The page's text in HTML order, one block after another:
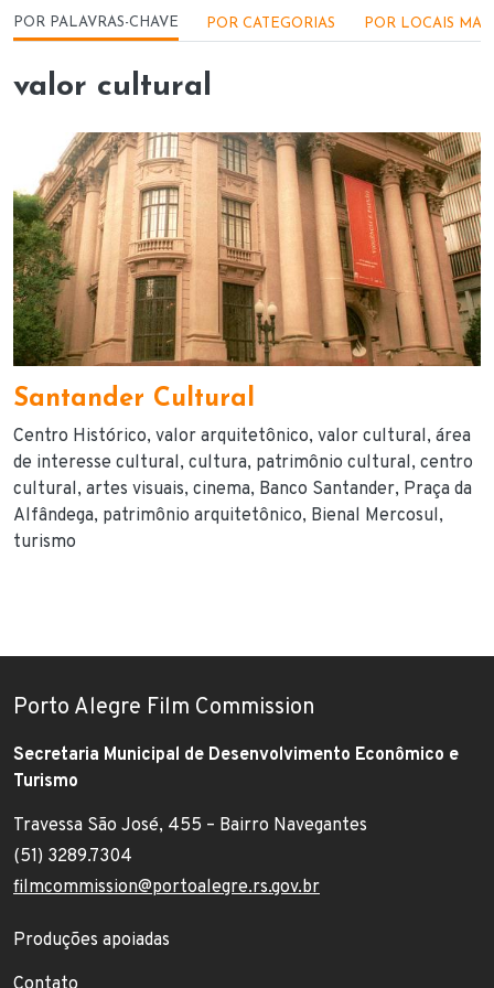
Menu - LocaçõesPOR CATEGORIAS
POR PALAVRAS-CHAVE POR LOCAIS
valor cultural
Santander Cultural
Centro Histórico valor arquitetônico valor cultural área
de interesse cultural cultura patrimônio cultural centro
cultural artes visuais cinema Banco Santander Praça da
Alfândega patrimônio arquitetônico Bienal Mercosul
turismo
Porto Alegre Film Commission
Secretaria Municipal de Desenvolvimento Econômico e
Turismo
Endereço:
Travessa São José, 455 – Bairro Navegantes
Telefone:
(51) 3289.7304
E-mail:
filmcommission@portoalegre.rs.gov.br
Footer menu
Produções apoiadas